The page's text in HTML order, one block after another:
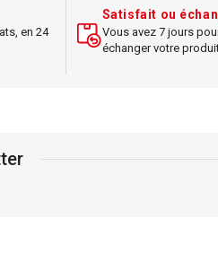
en 24
Satisfait ou
Vous avez 7 jours
échanger votre